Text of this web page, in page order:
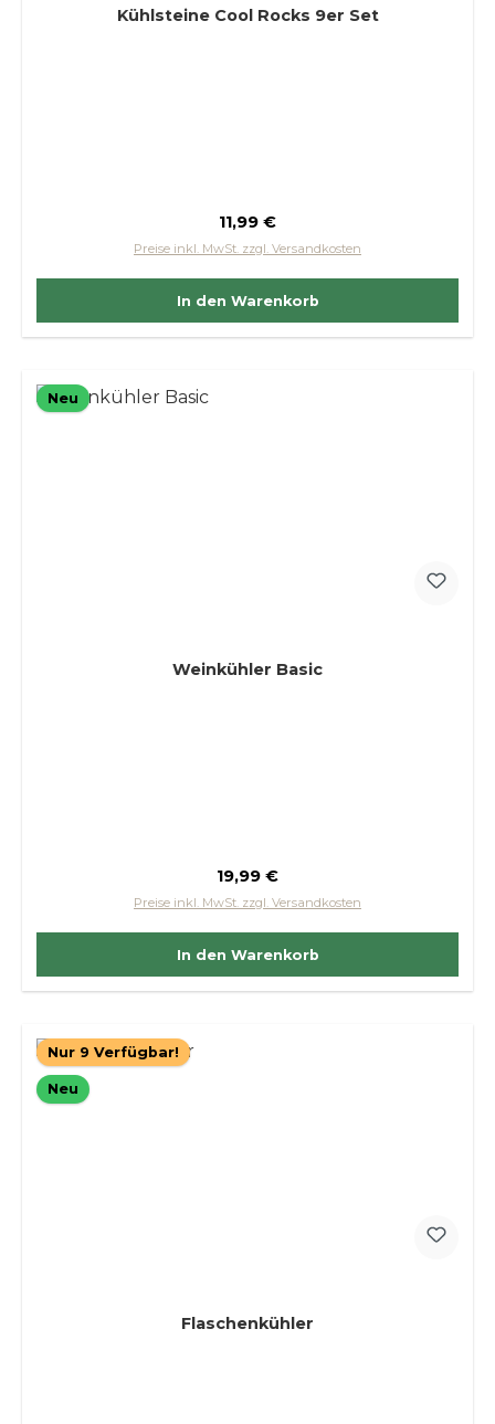
Kühlsteine Cool Rocks 9er Set
Regulärer Preis:
11,99 €
Preise inkl. MwSt. zzgl. Versandkosten
In den Warenkorb
Neu
Weinkühler Basic
Regulärer Preis:
19,99 €
Preise inkl. MwSt. zzgl. Versandkosten
In den Warenkorb
Nur 9 Verfügbar!
Neu
Flaschenkühler